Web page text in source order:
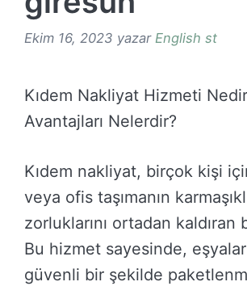
Ekim 16, 2023 yazar English st
Kıdem Nakliyat Hizmeti
Avantajları Nelerdir?
Kıdem nakliyat, birçok kişi
veya ofis taşımanın
zorluklarını ortadan kaldıran
Bu hizmet sayesinde,
güvenli bir şekilde